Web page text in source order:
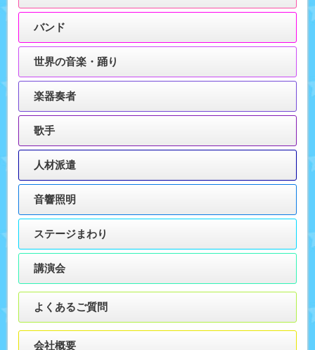
バンド
世界の音楽・踊り
楽器奏者
歌手
人材派遣
音響照明
ステージまわり
講演会
よくあるご質問
会社概要